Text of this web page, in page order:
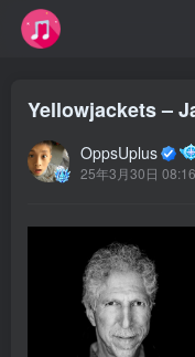
Yellowjackets –
OppsUplus
25年3月30日